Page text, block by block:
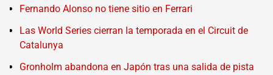
Fernando Alonso no tiene sitio en Ferrari
Las World Series cierran la temporada en el Circuit de
Catalunya
Gronholm abandona en Japón tras una salida de pista